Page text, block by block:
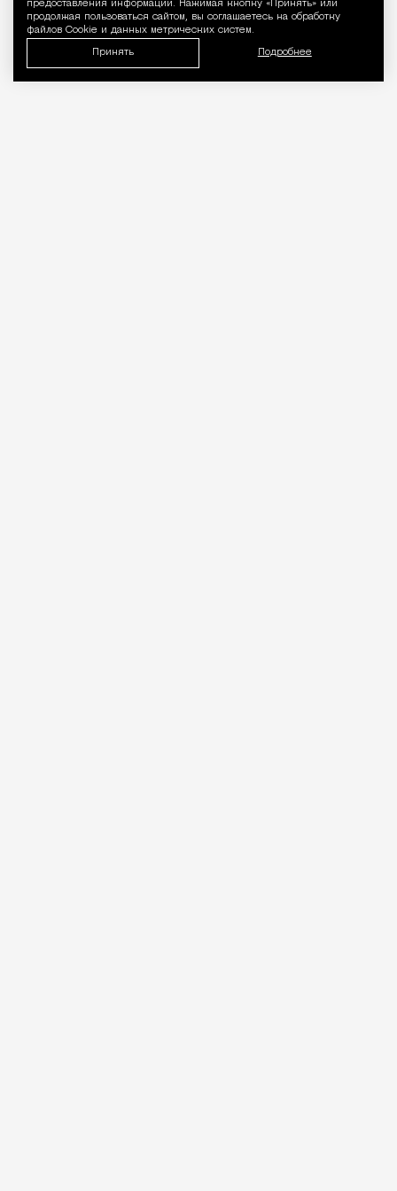
предоставления информации. Нажимая кнопку «Принять» или
продолжая пользоваться сайтом, вы соглашаетесь на обработку
файлов Cookie и данных метрических систем.
Принять Подробнее